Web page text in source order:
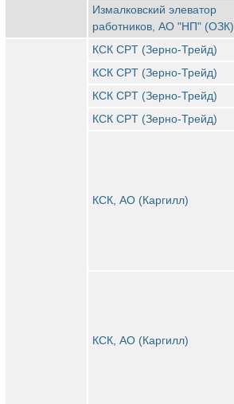
Измалковский элеватор
работников, АО "НП" (ОЗК)
КСК CPT (Зерно-Трейд)
КСК CPT (Зерно-Трейд)
КСК CPT (Зерно-Трейд)
КСК CPT (Зерно-Трейд)
КСК, АО (Каргилл)
КСК, АО (Каргилл)